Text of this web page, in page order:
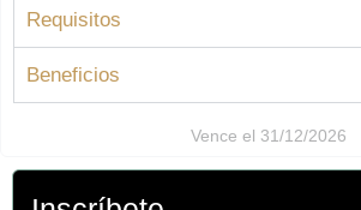
Requisitos
Beneficios
Vence el 31/12/2026